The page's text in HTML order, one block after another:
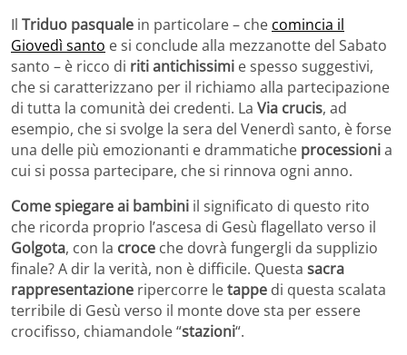
Il Triduo pasquale in particolare – che comincia il
Giovedì santo e si conclude alla mezzanotte del Sabato
santo – è ricco di riti antichissimi e spesso suggestivi,
che si caratterizzano per il richiamo alla partecipazione
di tutta la comunità dei credenti. La Via crucis, ad
esempio, che si svolge la sera del Venerdì santo, è forse
una delle più emozionanti e drammatiche processionia
cui si possa partecipare, che si rinnova ogni anno.
Come spiegare ai bambini il significato di questo rito
che ricorda proprio l’ascesa di Gesù flagellato verso il
Golgota, con la croce che dovrà fungergli da supplizio
finale? A dir la verità, non è difficile. Questa sacra
rappresentazione ripercorre letappe di questa scalata
terribile di Gesù verso il monte dove sta per essere
crocifisso, chiamandole “stazioni“.